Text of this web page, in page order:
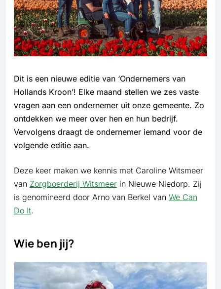
Dit is een nieuwe editie van ‘Ondernemers van
Hollands Kroon’! Elke maand stellen we zes vaste
vragen aan een ondernemer uit onze gemeente. Zo
ontdekken we meer over hen en hun bedrijf.
Vervolgens draagt de ondernemer iemand voor de
volgende editie aan.
Deze keer maken we kennis met Caroline Witsmeer
van Zorgboerderij Witsmeer in Nieuwe Niedorp. Zij
is genomineerd door Arno van Berkel van We Can
Do It.
Wie ben jij?